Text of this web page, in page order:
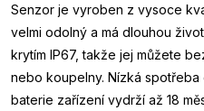
Senzor je vyroben z vysoce
velmi odolný a má dlouhou
krytím IP67, takže jej můžete
nebo koupelny. Nízká
baterie zařízení vydrží až 18